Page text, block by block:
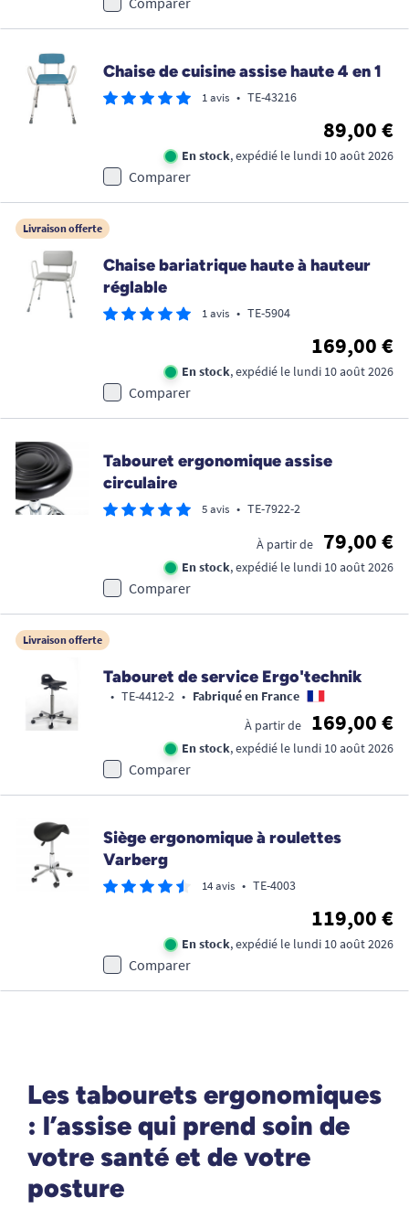
Chaise de cuisine assise haute 4 en 1
1 avis • TE-43216
89,00 €
En stock, expédié le lundi 10 août 2026
Comparer
Livraison offerte
Chaise bariatrique haute à hauteur
réglable
1 avis • TE-5904
169,00 €
En stock, expédié le lundi 10 août 2026
Comparer
Tabouret ergonomique assise
circulaire
5 avis • TE-7922-2
À partir de 79,00 €
En stock, expédié le lundi 10 août 2026
Comparer
Livraison offerte
Tabouret de service Ergo'technik
• TE-4412-2 • Fabriqué en France
À partir de
169,00 €
En stock, expédié le lundi 10 août 2026
Comparer
Siège ergonomique à roulettes
Varberg
14 avis • TE-4003
119,00 €
En stock, expédié le lundi 10 août 2026
Comparer
Les tabourets ergonomiques
: l’assise qui prend soin de
votre santé et de votre
posture